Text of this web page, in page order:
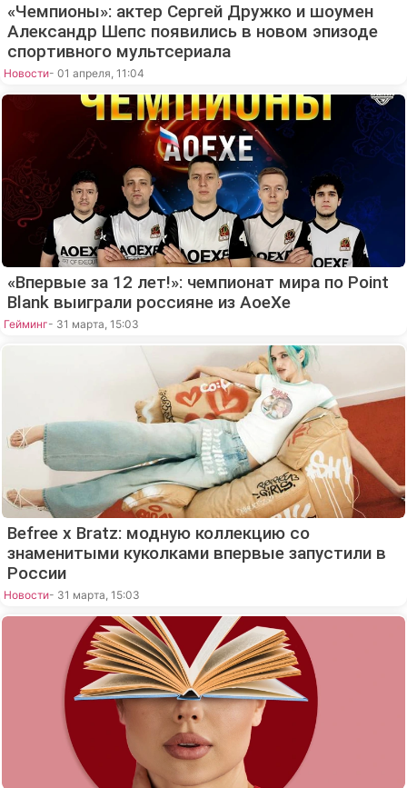
«Чемпионы»: актер Сергей Дружко и шоумен
Александр Шепс появились в новом эпизоде
спортивного мультсериала
Новости- 01 апреля, 11:04
«Впервые за 12 лет!»: чемпионат мира по Point
Blank выиграли россияне из AoeXe
Гейминг- 31 марта, 15:03
Befree x Bratz: модную коллекцию со
знаменитыми куколками впервые запустили в
России
Новости- 31 марта, 15:03